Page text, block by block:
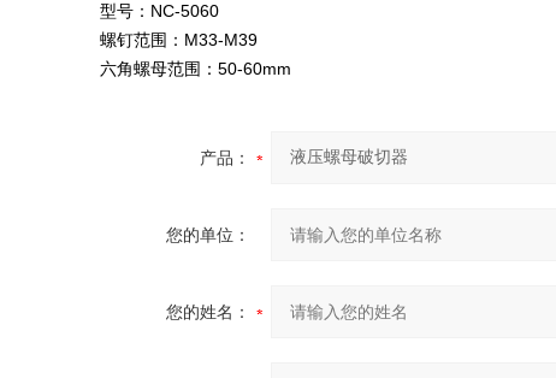
型号：NC-5060
螺钉范围：M33-M39
六角螺母范围：50-60mm
产品：
您的单位：
您的姓名：